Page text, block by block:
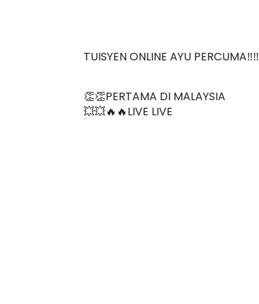
TUISYEN ONLINE AYU PERCUMA‼️‼️
👏👏PERTAMA DI MALAYSIA
💥💥🔥🔥LIVE LIVE